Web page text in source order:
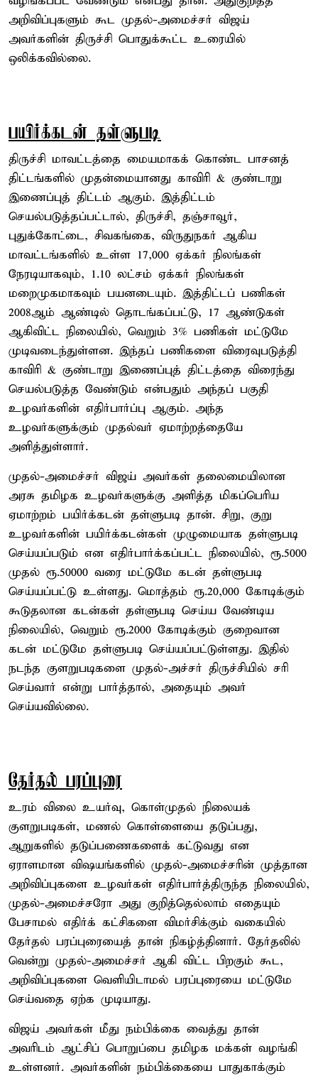
அறிவிப்புகளும் கூட முதல்-அமைச்சர் விஜய்
அவர்களின் திருச்சி பொதுக்கூட்ட உரையில்
ஒலிக்கவில்லை.
பயிர்க்கடன் தள்ளுபடி
திருச்சி மாவட்டத்தை மையமாகக் கொண்ட பாசனத்
திட்டங்களில் முதன்மையானது காவிரி & குண்டாறு
இணைப்புத் திட்டம் ஆகும். இத்திட்டம்
செயல்படுத்தப்பட்டால், திருச்சி, தஞ்சாவூர்,
புதுக்கோட்டை, சிவகங்கை, விருதுநகர் ஆகிய
மாவட்டங்களில் உள்ள 17,000 ஏக்கர் நிலங்கள்
நேரடியாகவும், 1.10 லட்சம் ஏக்கர் நிலங்கள்
மறைமுகமாகவும் பயனடையும். இத்திட்டப் பணிகள்
2008ஆம் ஆண்டில் தொடங்கப்பட்டு, 17 ஆண்டுகள்
ஆகிவிட்ட நிலையில், வெறும் 3% பணிகள் மட்டுமே
முடிவடைந்துள்ளன. இந்தப் பணிகளை விரைவுபடுத்தி
காவிரி & குண்டாறு இணைப்புத் திட்டத்தை விரைந்து
செயல்படுத்த வேண்டும் என்பதும் அந்தப் பகுதி
உழவர்களின் எதிர்பார்ப்பு ஆகும். அந்த
உழவர்களுக்கும் முதல்வர் ஏமாற்றத்தையே
அளித்துள்ளார்.
முதல்-அமைச்சர் விஜய் அவர்கள் தலைமையிலான
அரசு தமிழக உழவர்களுக்கு அளித்த மிகப்பெரிய
ஏமாற்றம் பயிர்க்கடன் தள்ளுபடி தான். சிறு, குறு
உழவர்களின் பயிர்க்கடன்கள் முழுமையாக தள்ளுபடி
செய்யப்படும் என எதிர்பார்க்கப்பட்ட நிலையில், ரூ.5000
முதல் ரூ.50000 வரை மட்டுமே கடன் தள்ளுபடி
செய்யப்பட்டு உள்ளது. மொத்தம் ரூ.20,000 கோடிக்கும்
கூடுதலான கடன்கள் தள்ளுபடி செய்ய வேண்டிய
நிலையில், வெறும் ரூ.2000 கோடிக்கும் குறைவான
கடன் மட்டுமே தள்ளுபடி செய்யப்பட்டுள்ளது. இதில்
நடந்த குளறுபடிகளை முதல்-அச்சர் திருச்சியில் சரி
செய்வார் என்று பார்த்தால், அதையும் அவர்
செய்யவில்லை.
தேர்தல் பரப்புரை
உரம் விலை உயர்வு, கொள்முதல் நிலையக்
குளறுபடிகள், மணல் கொள்ளையை தடுப்பது,
ஆறுகளில் தடுப்பணைகளைக் கட்டுவது என
ஏராளமான விஷயங்களில் முதல்-அமைச்சரின் முத்தான
அறிவிப்புகளை உழவர்கள் எதிர்பார்த்திருந்த நிலையில்,
முதல்-அமைச்சரோ அது குறித்தெல்லாம் எதையும்
பேசாமல் எதிர்க் கட்சிகளை விமர்சிக்கும் வகையில்
தேர்தல் பரப்புரையைத் தான் நிகழ்த்தினார். தேர்தலில்
வென்று முதல்-அமைச்சர் ஆகி விட்ட பிறகும் கூட,
அறிவிப்புகளை வெளியிடாமல் பரப்புரையை மட்டுமே
செய்வதை ஏற்க முடியாது.
விஜய் அவர்கள் மீது நம்பிக்கை வைத்து தான்
அவரிடம் ஆட்சிப் பொறுப்பை தமிழக மக்கள் வழங்கி
உள்ளனர். அவர்களின் நம்பிக்கையை பாதுகாக்கும்